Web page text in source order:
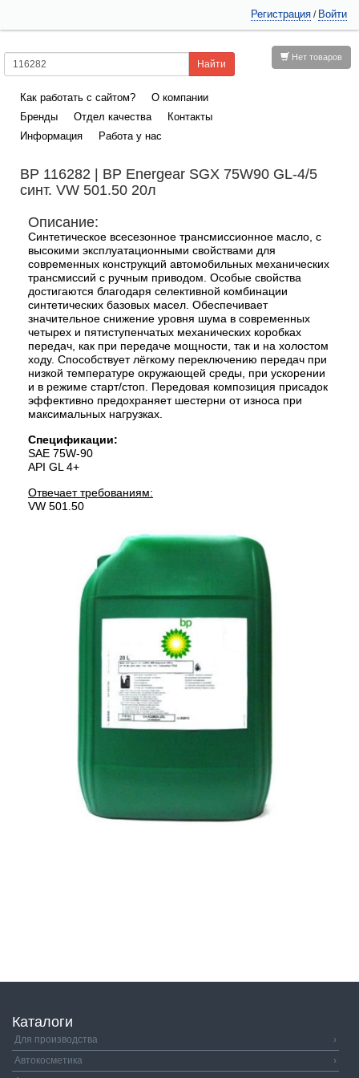
Регистрация / Войти
Нет товаров
Как работать с сайтом?
О компании
Бренды
Отдел качества
Контакты
Информация
Работа у нас
BP 116282 | BP Energear SGX 75W90 GL-4/5
синт. VW 501.50 20л
Описание:
Синтетическое всесезонное трансмиссионное масло, с
высокими эксплуатационными свойствами для
современных конструкций автомобильных механических
трансмиссий с ручным приводом. Особые свойства
достигаются благодаря селективной комбинации
синтетических базовых масел. Обеспечивает
значительное снижение уровня шума в современных
четырех и пятиступенчатых механических коробках
передач, как при передаче мощности, так и на холостом
ходу. Способствует лёгкому переключению передач при
низкой температуре окружающей среды, при ускорении
и в режиме старт/стоп. Передовая композиция присадок
эффективно предохраняет шестерни от износа при
максимальных нагрузках.
Спецификации:
SAE 75W-90
API GL 4+
Отвечает требованиям:
VW 501.50
Каталоги
Для производства
›
Автокосметика
›